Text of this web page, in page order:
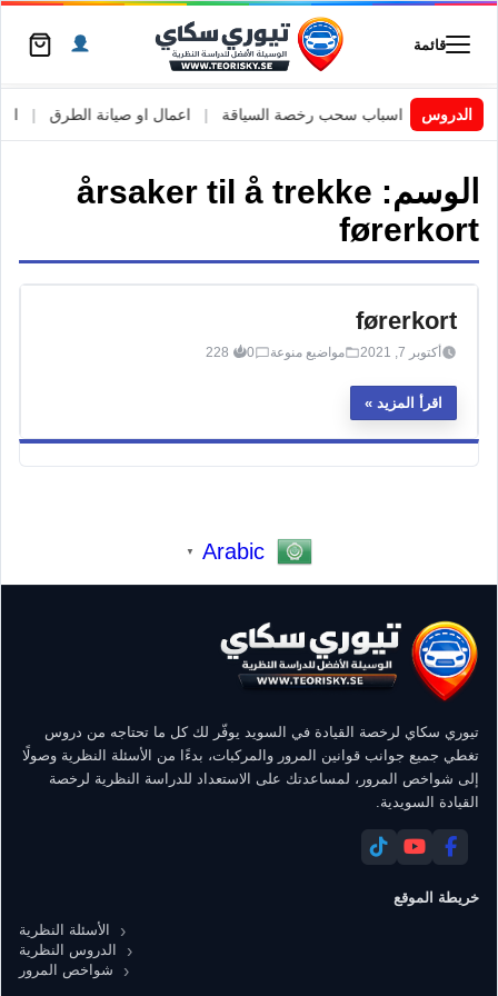
قائمة
الدروسالسويد | اسباب سحب رخصة السياقة اعمال او صيانة الطرق
الوسم: årsaker til å trekke
førerkort
førerkort
أكتوبر 7, 2021 مواضيع منوعة 0
228
اقرأ المزيد
Arabic
▼
تيوري سكاي لرخصة القيادة في السويد يوفّر لك كل ما تحتاجه من دروس
تغطي جميع جوانب قوانين المرور والمركبات، بدءًا من الأسئلة النظرية وصولًا
إلى شواخص المرور، لمساعدتك على الاستعداد للدراسة النظرية لرخصة
القيادة السويدية.
خريطة الموقع
الأسئلة النظرية
الدروس النظرية
شواخص المرور